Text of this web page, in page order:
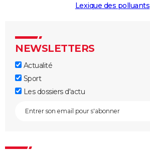
Lexique des polluants
NEWSLETTERS
Actualité
Sport
Les dossiers d'actu